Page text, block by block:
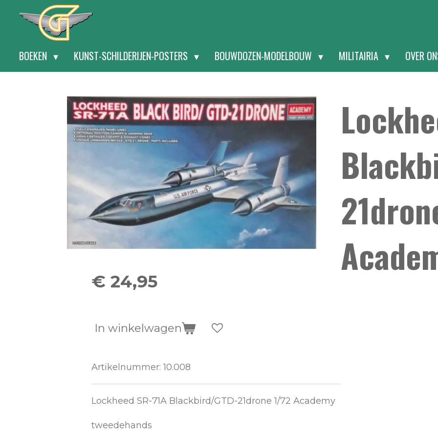
hoofdinhoud
BOEKEN KUNST-SCHILDERIJEN-POSTERS BOUWDOZEN-MODELBOUW MILITAIRIA OVER
€ 24,95
In winkelwagen
Artikelnummer: 10.008
Lockheed SR-71A Blackbird/GTD-21drone 1/72 Academy
tweedehands